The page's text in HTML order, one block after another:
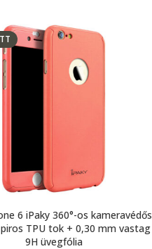
6 iPaky 360°-os kameravédős
TPU tok + 0,30 mm vastag
9H üvegfólia